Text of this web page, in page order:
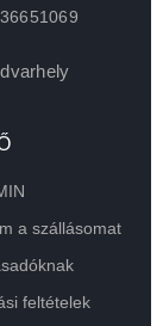
a szállásomat
feltételek